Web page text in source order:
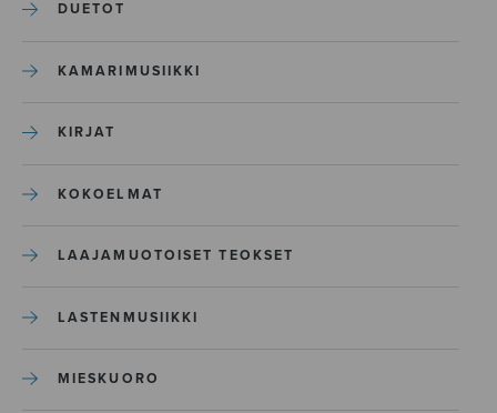
DUETOT
KAMARIMUSIIKKI
KIRJAT
KOKOELMAT
LAAJAMUOTOISET TEOKSET
LASTENMUSIIKKI
MIESKUORO